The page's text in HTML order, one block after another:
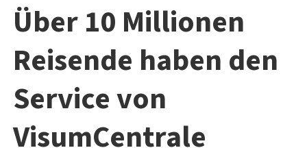
Über 10 Millionen
Reisende haben den
Service von
VisumCentrale